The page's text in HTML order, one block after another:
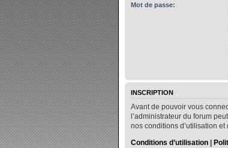
Mot de passe:
INSCRIPTION
Avant de pouvoir vous
l’administrateur du forum
nos conditions d’utilisation
Conditions d’utilisation |